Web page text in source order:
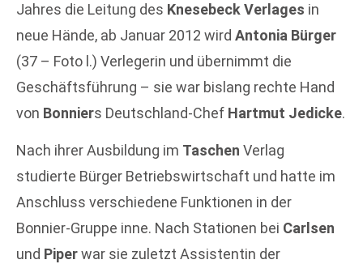
Jahres die Leitung des Knesebeck Verlages in
neue Hände, ab Januar 2012 wird Antonia Bürger
(37 – Foto l.) Verlegerin und übernimmt die
Geschäftsführung – sie war bislang rechte Hand
von Bonniers Deutschland-Chef Hartmut Jedicke.
Nach ihrer Ausbildung im Taschen Verlag
studierte Bürger Betriebswirtschaft und hatte im
Anschluss verschiedene Funktionen in der
Bonnier-Gruppe inne. Nach Stationen bei Carlsen
und Piperwar sie zuletzt Assistentin der